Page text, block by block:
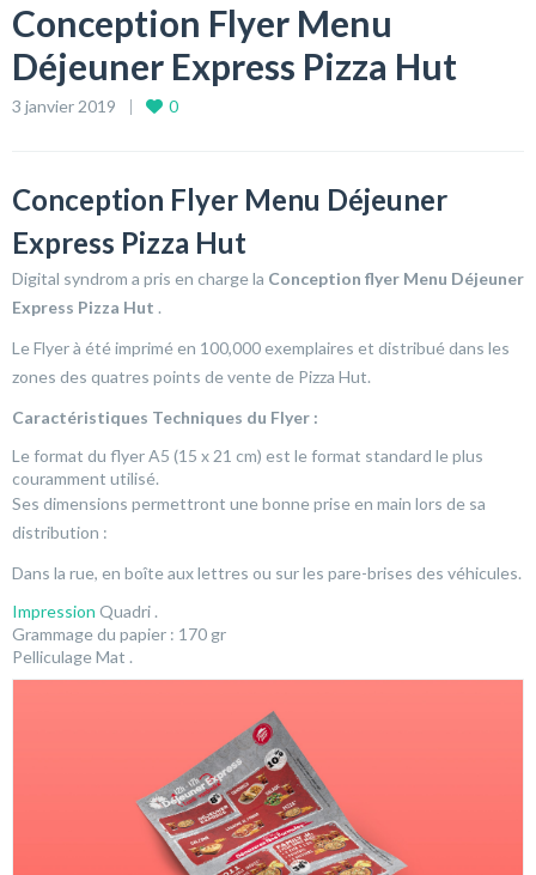
Conception Flyer Menu
Déjeuner Express Pizza Hut
3 janvier 2019 0
Conception Flyer Menu Déjeuner
Express Pizza Hut
Digital syndrom a pris en charge la Conception flyer Menu Déjeuner
Express Pizza Hut .
Le Flyer à été imprimé en 100,000 exemplaires et distribué dans les
zones des quatres points de vente de Pizza Hut.
Caractéristiques Techniques du Flyer :
Le format du flyer A5 (15 x 21 cm) est le format standard le plus
couramment utilisé.
Ses dimensions permettront une bonne prise en main lors de sa
distribution :
Dans la rue, en boîte aux lettres ou sur les pare-brises des véhicules.
Impression Quadri .
Grammage du papier : 170 gr
Pelliculage Mat .